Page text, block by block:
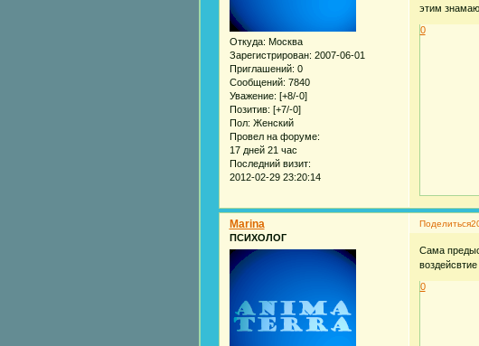
Откуда: Москва
Зарегистрирован: 2007-06-01
Приглашений: 0
Сообщений: 7840
Уважение: [+8/-0]
Позитив: [+7/-0]
Пол: Женский
Провел на форуме:
17 дней 21 час
Последний визит:
2012-02-29 23:20:14
этим
0
Поделиться
Marina
ПСИХОЛОГ
Сама
0